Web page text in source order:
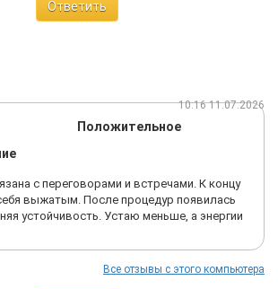
Ответить
10:16 11.07.2026
Положительное
с переговорами и встречами. К концу
выжатым. После процедур появилась
устойчивость. Устаю меньше, а энергии
Все отзывы с этого компьютера